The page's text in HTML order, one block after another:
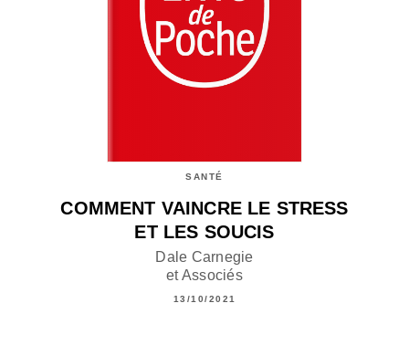
SANTÉ
COMMENT VAINCRE LE STRESS
ET LES SOUCIS
Dale Carnegie
et Associés
13/10/2021